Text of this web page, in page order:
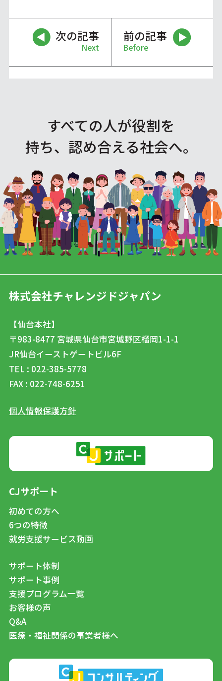
次の記事
Next
前の記事
Before
すべての人が役割を
持ち、認め合える社会へ。
株式会社チャレンジドジャパン
【仙台本社】
〒983-8477 宮城県仙台市宮城野区榴岡1-1-1
JR仙台イーストゲートビル6F
TEL : 022-385-5778
FAX : 022-748-6251
個人情報保護方針
CJサポート
初めての方へ
6つの特徴
就労支援サービス動画
サポート体制
サポート事例
支援プログラム一覧
お客様の声
Q&A
医療・福祉関係の事業者様へ